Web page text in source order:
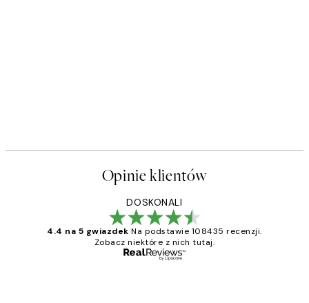
Opinie klientów
DOSKONALI
4.4 na 5 gwiazdek Na podstawie 108435 recenzji.
Zobacz niektóre z nich tutaj.